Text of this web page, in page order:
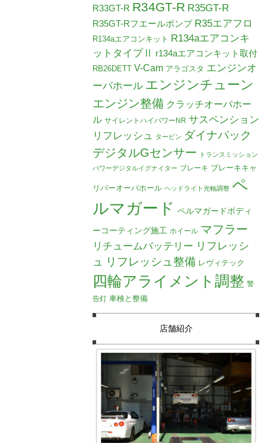
R33GT-R R34GT-R R35GT-R
R35GT-Rフエールポンプ R35エアフロ
R134aエアコンキット R134aエアコンキ
ットタイプⅡ
r134aエアコンキット取付
RB26DETT V-Cam アラゴスタ エンジンオ
ーバホール エンジンチューン
エンジン整備 クラッチオーバホー
ル サイレントハイパワーNR サスペンション
リフレッシュ
タービン ダイナパック
デジタルGセンサー
トランスミッション
パワーデジタルイグナイター ブレーキ ブレーキキャ
リパーオーバホール ヘッドライト光軸調整 ペ
ルマガード ペルマガードボディ
ーコーティング施工 ホイール マフラー
リチュームバッテリー リフレッシ
ュ
リフレッシュ整備 レヴィテック
四輪アライメント調整 警
告灯 車検と整備
店舗紹介